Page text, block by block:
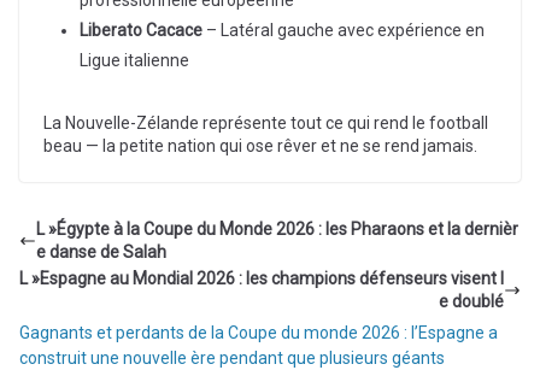
Liberato Cacace – Latéral gauche avec expérience en
Ligue italienne
La Nouvelle-Zélande représente tout ce qui rend le football
beau — la petite nation qui ose rêver et ne se rend jamais.
L »Égypte à la Coupe du Monde 2026 : les Pharaons et la dernièr
e danse de Salah
L »Espagne au Mondial 2026 : les champions défenseurs visent l
e doublé
Gagnants et perdants de la Coupe du monde 2026 : l’Espagne a
construit une nouvelle ère pendant que plusieurs géants